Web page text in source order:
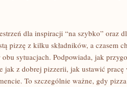
dla inspiracji “na szybko” oraz
pizzę z kilku składników, a czasem
sytuacjach. Podpowiada, jak
jak z dobrej pizzerii, jak ustawić
To szczególnie ważne, gdy